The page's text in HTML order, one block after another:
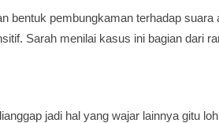
bentuk pembungkaman terhadap
Sarah menilai kasus ini bagian dari
jadi hal yang wajar lainnya gitu